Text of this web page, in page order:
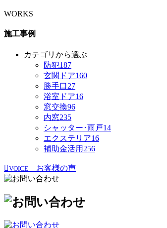
WORKS
施工事例
カテゴリから選ぶ
防犯187
玄関ドア160
勝手口27
浴室ドア16
窓交換96
内窓235
シャッター･雨戸14
エクステリア16
補助金活用 256
VOICE お客様の声